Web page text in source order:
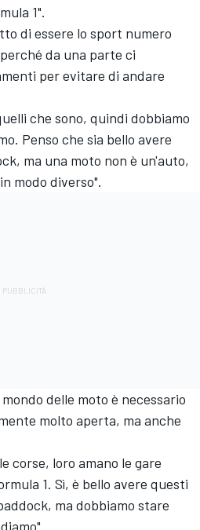
1".
di essere lo sport numero
da una parte ci
per evitare di andare
che sono, quindi dobbiamo
Penso che sia bello avere
ma una moto non è un'auto,
modo diverso".
delle moto è necessario
molto aperta, ma anche
corse, loro amano le gare
1. Sì, è bello avere questi
ma dobbiamo stare